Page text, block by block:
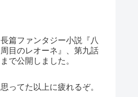
長篇ファンタジー小説『八
周目のレオーネ』、第九話
まで公開しました。
思ってた以上に疲れるぞ。